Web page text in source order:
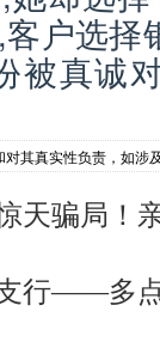
户选择
被真诚
其真实性负责，如涉
天骗局！
行——多